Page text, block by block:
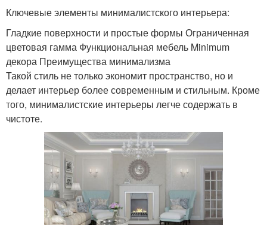
Ключевые элементы минималистского интерьера:
Гладкие поверхности и простые формы Ограниченная
цветовая гамма Функциональная мебель Minimum
декора Преимущества минимализма
Такой стиль не только экономит пространство, но и
делает интерьер более современным и стильным. Кроме
того, минималистские интерьеры легче содержать в
чистоте.